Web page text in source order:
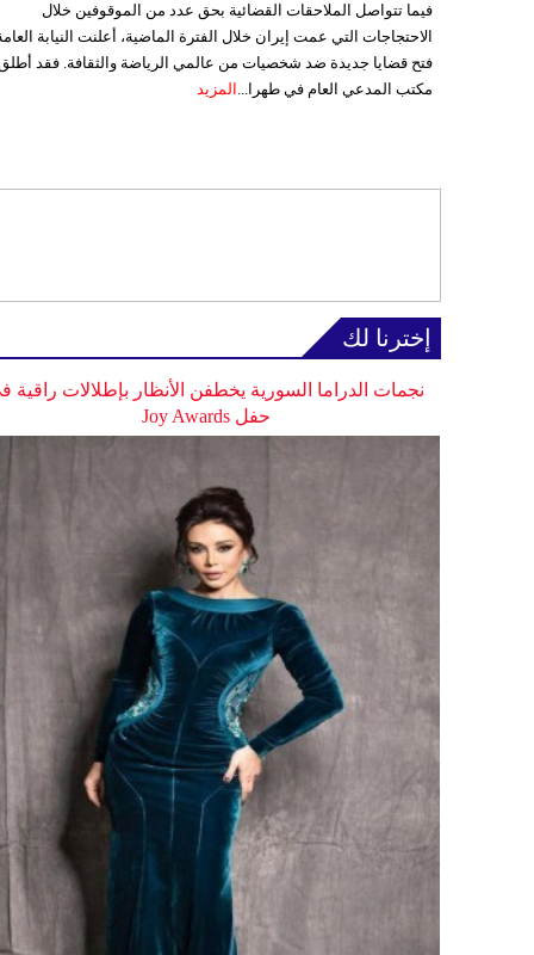
فيما تتواصل الملاحقات القضائية بحق عدد من الموقوفين خلال
الاحتجاجات التي عمت إيران خلال الفترة الماضية، أعلنت النيابة
فتح قضايا جديدة ضد شخصيات من عالمي الرياضة والثقافة. فقد
مكتب المدعي العام في طهرا... المزيد
إخترنا لك
نجمات الدراما السورية يخطفن الأنظار بإطلالات راقية
حفل Joy Awards